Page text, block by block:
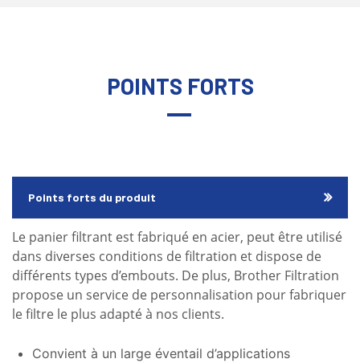
POINTS FORTS
Points forts du produit
Le panier filtrant est fabriqué en acier, peut être utilisé
dans diverses conditions de filtration et dispose de
différents types d’embouts. De plus, Brother Filtration
propose un service de personnalisation pour fabriquer
le filtre le plus adapté à nos clients.
Convient à un large éventail d’applications